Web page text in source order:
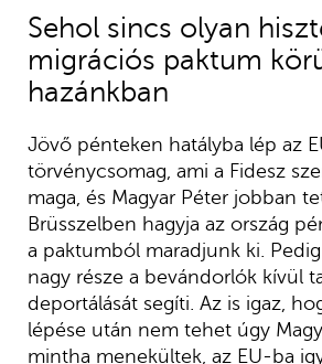
Sehol sincs olyan
migrációs paktum
hazánkban
Jövő pénteken hatályba lép az
törvénycsomag, ami a Fidesz
maga, és Magyar Péter jobban
Brüsszelben hagyja az ország
a paktumból maradjunk ki.
nagy része a bevándorlók kívül
deportálását segíti. Az is igaz,
lépése után nem tehet úgy
mintha menekültek, az EU-ba